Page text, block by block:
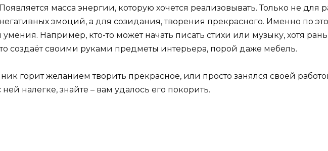
масса энергии, которую хочется реализовывать. Только не для
эмоций, а для созидания, творения прекрасного. Именно по
Например, кто-то может начать писать стихи или музыку, хотя
создаёт своими руками предметы интерьера, порой даже мебель.
горит желанием творить прекрасное, или просто занялся своей
налегке, знайте – вам удалось его покорить.